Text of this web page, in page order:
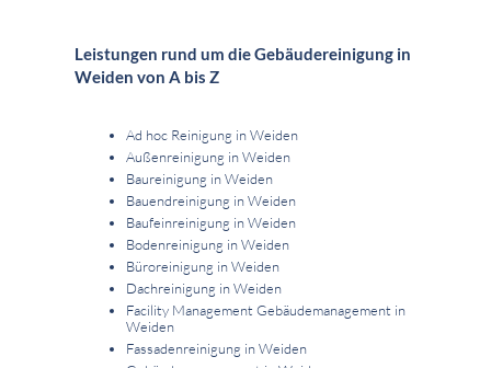
Leistungen rund um die Gebäudereinigung in
Weiden von A bis Z
Ad hoc Reinigung in Weiden
Außenreinigung in Weiden
Baureinigung in Weiden
Bauendreinigung in Weiden
Baufeinreinigung in Weiden
Bodenreinigung in Weiden
Büroreinigung in Weiden
Dachreinigung in Weiden
Facility Management Gebäudemanagement in
Weiden
Fassadenreinigung in Weiden